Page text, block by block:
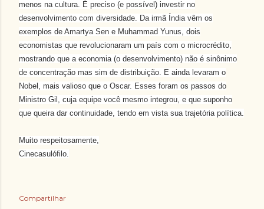
menos na cultura. É preciso (e possível) investir no
desenvolvimento com diversidade. Da irmã Índia vêm os
exemplos de Amartya Sen e Muhammad Yunus, dois
economistas que revolucionaram um país com o microcrédito,
mostrando que a economia (o desenvolvimento) não é sinônimo
de concentração mas sim de distribuição. E ainda levaram o
Nobel, mais valioso que o Oscar. Esses foram os passos do
Ministro Gil, cuja equipe você mesmo integrou, e que suponho
que queira dar continuidade, tendo em vista sua trajetória política.
Muito respeitosamente,
Cinecasulófilo.
Compartilhar